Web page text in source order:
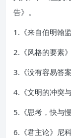
告》。
1.《来自伯明翰
2.《风格的要素
3.《没有容易答
4.《文明的冲突
5.《思考，快与
6.《君主论》尼